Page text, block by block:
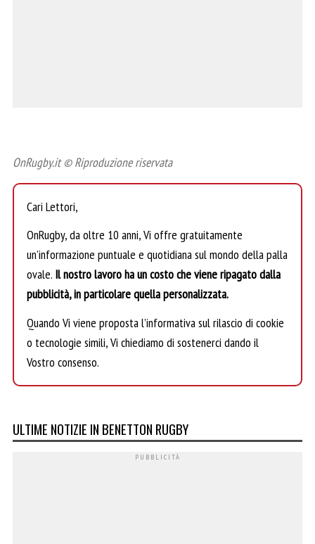
OnRugby.it © Riproduzione riservata
Cari Lettori,
OnRugby, da oltre 10 anni, Vi offre gratuitamente
un’informazione puntuale e quotidiana sul mondo della palla
ovale. Il nostro lavoro ha un costo che viene ripagato dalla
pubblicità, in particolare quella personalizzata.
Quando Vi viene proposta l’informativa sul rilascio di cookie
o tecnologie simili, Vi chiediamo di sostenerci dando il
Vostro consenso.
ULTIME NOTIZIE IN BENETTON RUGBY